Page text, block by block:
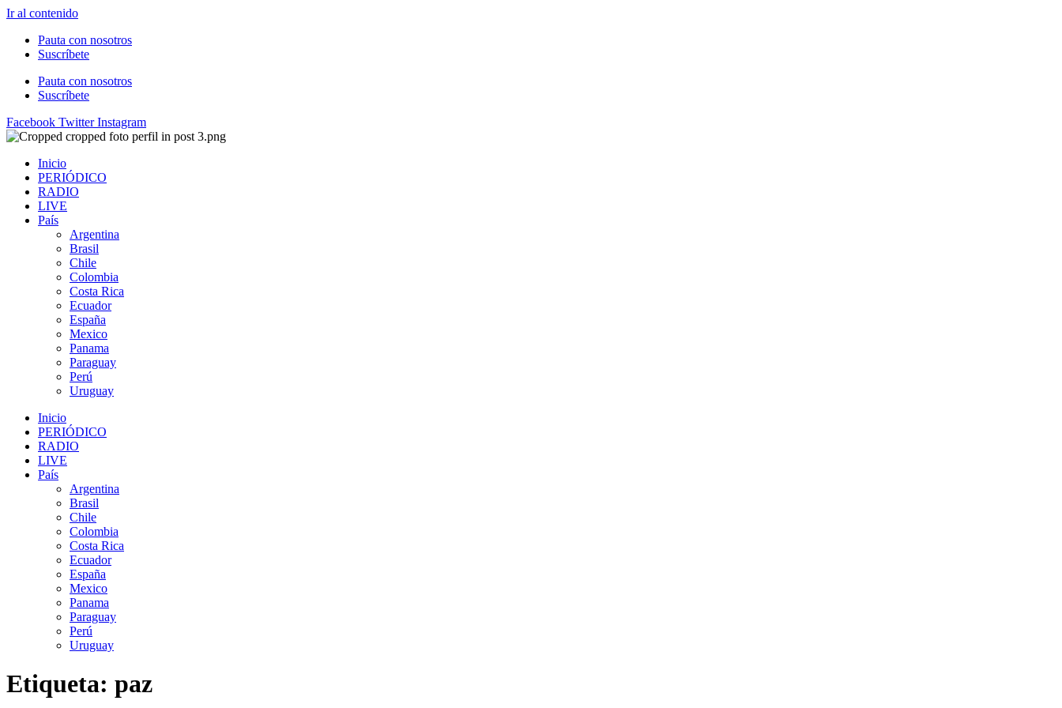
Ir al contenido
Pauta con nosotros
Suscríbete
Pauta con nosotros
Suscríbete
Facebook Twitter Instagram
Inicio
PERIÓDICO
RADIO
LIVE
País
Argentina
Brasil
Chile
Colombia
Costa Rica
Ecuador
España
Mexico
Panama
Paraguay
Perú
Uruguay
Inicio
PERIÓDICO
RADIO
LIVE
País
Argentina
Brasil
Chile
Colombia
Costa Rica
Ecuador
España
Mexico
Panama
Paraguay
Perú
Uruguay
Etiqueta: paz